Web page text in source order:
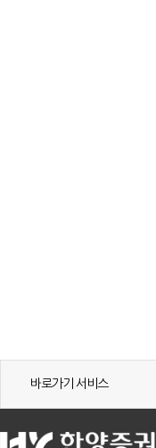
바로가기 서비스